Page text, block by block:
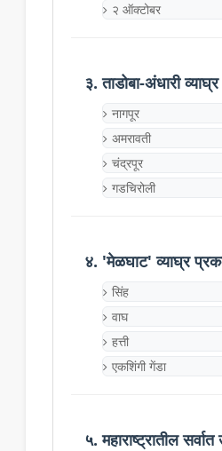
२ ऑक्टोबर
३. ताडोबा-अंधारी
नागपूर
अमरावती
चंद्रपूर
गडचिरोली
४. 'मेळघाट' व्याघ्र
सिंह
वाघ
हत्ती
एकशिंगी गेंडा
५. महाराष्ट्रातील